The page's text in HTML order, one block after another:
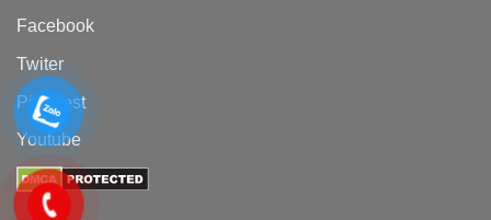
Facebook
Twiter
Pinterest
Youtube